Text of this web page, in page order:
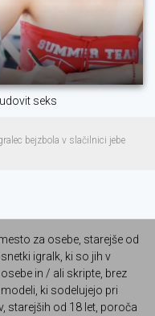
seks
bejzbola v slačilnici jebe
za osebe, starejše od
igralk, ki so jih v
in / ali skripte, brez
ki sodelujejo pri
starejših od 18 let, poroča